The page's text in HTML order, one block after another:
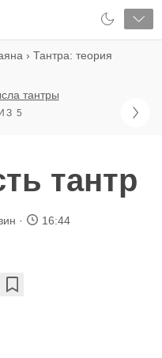
› Тантра: теория
тантры
5
тантр
16:44